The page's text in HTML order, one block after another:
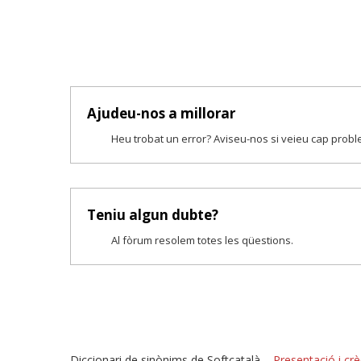
Ajudeu-nos a millorar
Heu trobat un error? Aviseu-nos si veieu cap
Teniu algun dubte?
Al fòrum resolem totes les qüestions.